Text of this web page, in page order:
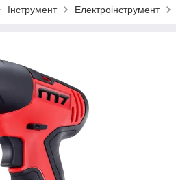
Інструмент Електроінструмент